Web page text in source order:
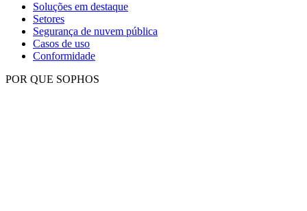
Soluções em destaque
Setores
Segurança de nuvem pública
Casos de uso
Conformidade
POR QUE SOPHOS